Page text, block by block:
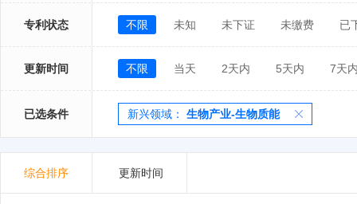
专利状态 不限 未知 未下证 未缴费 已
更新时间 不限 当天 2天内 5天内 7天
已选条件 新兴领域： 生物产业-生物质能
综合排序 更新时间